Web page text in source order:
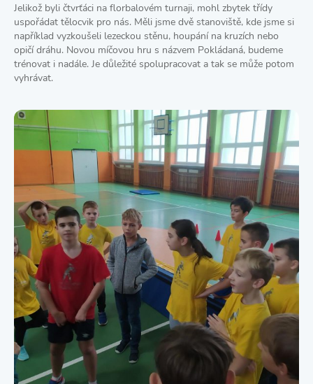
Jelikož byli čtvrťáci na florbalovém turnaji, mohl zbytek třídy
uspořádat tělocvik pro nás. Měli jsme dvě stanoviště, kde jsme si
například vyzkoušeli lezeckou stěnu, houpání na kruzích nebo
opičí dráhu. Novou míčovou hru s názvem Pokládaná, budeme
trénovat i nadále. Je důležité spolupracovat a tak se může potom
vyhrávat.